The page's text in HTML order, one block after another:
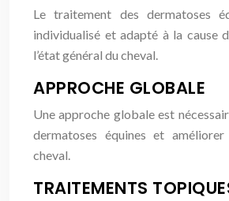
Le traitement des dermatoses
individualisé et adapté à la cause
l’état général du cheval.
APPROCHE GLOBALE
Une approche globale est
dermatoses équines et
cheval.
TRAITEMENTS